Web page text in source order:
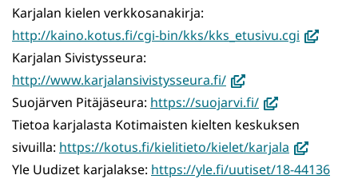
ikkunaan,
palveluun)
Karjalan kielen verkkosanakirja:
http://kaino.kotus.fi/cgi-bin/kks/kks_etusivu.cgi (avautuu
Karjalan Sivistysseura:
http://www.karjalansivistysseura.fi/(avautuu
uuteen
ikkunaan,
siirryt
toiseen
Suojärven Pitäjäseura: https://suojarvi.fi/(avautuu
uuteen
ikkunaan,
siirryt
Tietoa karjalasta Kotimaisten kielten keskuksen
sivuilla: https://kotus.fi/kielitieto/kielet/karjala (avautuu
uuteen
Yle Uudizet karjalakse: https://yle.fi/uutiset/18-44136